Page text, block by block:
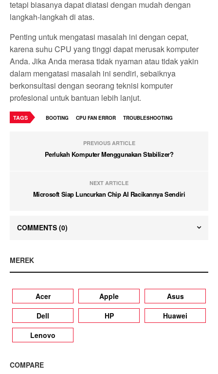
tetapi biasanya dapat diatasi dengan mudah dengan
langkah-langkah di atas.
Penting untuk mengatasi masalah ini dengan cepat,
karena suhu CPU yang tinggi dapat merusak komputer
Anda. Jika Anda merasa tidak nyaman atau tidak yakin
dalam mengatasi masalah ini sendiri, sebaiknya
berkonsultasi dengan seorang teknisi komputer
profesional untuk bantuan lebih lanjut.
TAGS BOOTING CPU FAN ERROR TROUBLESHOOTING
PREVIOUS ARTICLE
Perlukah Komputer Menggunakan Stabilizer?
NEXT ARTICLE
Microsoft Siap Luncurkan Chip AI Racikannya Sendiri
COMMENTS (0)
MEREK
Acer Apple
Asus
Dell
HP
Huawei
Lenovo
COMPARE